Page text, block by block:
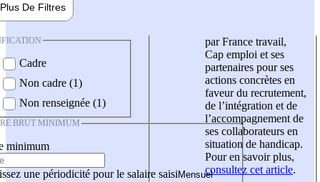
Plus De Filtres
Cadre
Non cadre (1)
Non renseignée (1)
BRUT MINIMUM
minimum
une périodicité pour le salaire saisi
par France travail,
Cap emploi et ses
partenaires pour ses
actions concrètes en
faveur du recrutement,
de l’intégration et de
l’accompagnement de
ses collaborateurs en
situation de handicap.
Pour en savoir plus,
consultez cet article.